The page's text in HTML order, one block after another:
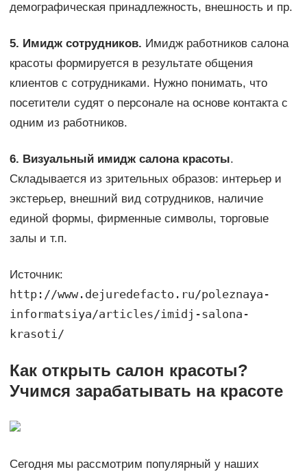
демографическая принадлежность, внешность и пр.
5. Имидж сотрудников. Имидж работников салона
красоты формируется в результате общения
клиентов с сотрудниками. Нужно понимать, что
посетители судят о персонале на основе контакта с
одним из работников.
6. Визуальный имидж салона красоты.
Складывается из зрительных образов: интерьер и
экстерьер, внешний вид сотрудников, наличие
единой формы, фирменные символы, торговые
залы и т.п.
Источник:
http://www.dejuredefacto.ru/poleznaya-
informatsiya/articles/imidj-salona-
krasoti/
Как открыть салон красоты?
Учимся зарабатывать на красоте
Сегодня мы рассмотрим популярный у наших